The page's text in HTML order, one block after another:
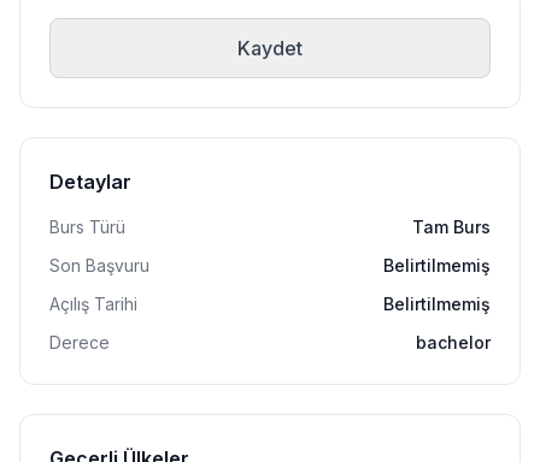
Kaydet
Detaylar
Burs Türü
Tam Burs
Son Başvuru
Belirtilmemiş
Açılış Tarihi
Belirtilmemiş
Derece
bachelor